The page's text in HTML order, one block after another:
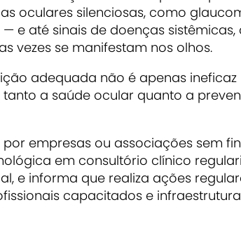
oculares silenciosas, como
e até sinais de doenças sistêmicas,
vezes se manifestam nos olhos.
adequada não é apenas
a saúde ocular quanto a
por empresas ou associações sem
em consultório clínico
e informa que realiza ações
capacitados e infraestrutura